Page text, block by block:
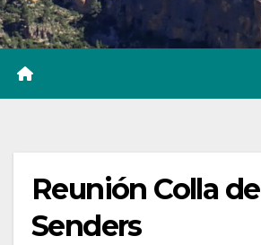
Reunión Colla de
Senders